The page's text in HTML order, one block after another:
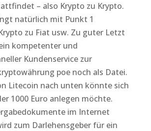
– also Krypto zu Krypto.
natürlich mit Punkt 1
zu Fiat usw. Zu guter Letzt
kompetenter und
Kundenservice zur
poe noch als Datei.
Litecoin nach unten könnte sich
1000 Euro anlegen möchte.
im Internet
zum Darlehensgeber für ein